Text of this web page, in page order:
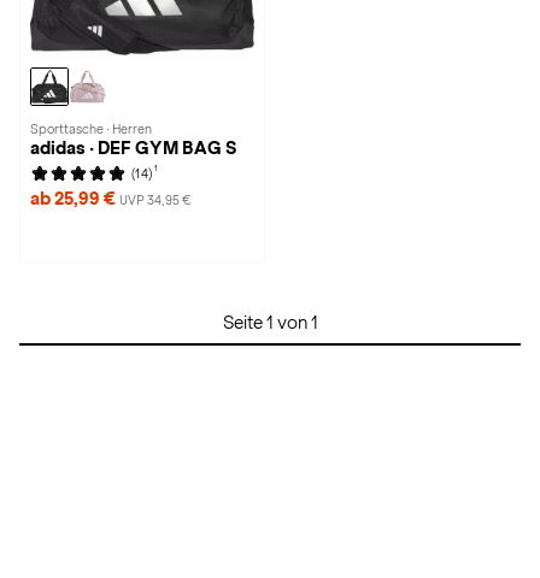
Sporttasche · Herren
adidas · DEF GYM BAG S
(14) 1
ab 25,99 € UVP 34,95 €
Seite 1 von 1